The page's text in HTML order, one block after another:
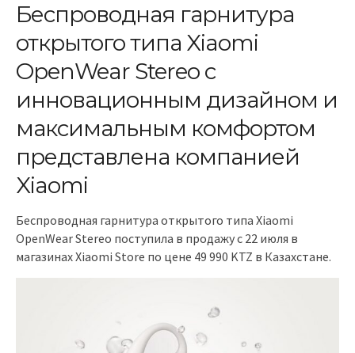
Беспроводная гарнитура
открытого типа Xiaomi
OpenWear Stereo c
инновационным дизайном и
максимальным комфортом
представлена компанией
Xiaomi
Беспроводная гарнитура открытого типа Xiaomi
OpenWear Stereo поступила в продажу с 22 июля в
магазинах Xiaomi Store по цене 49 990 KTZ в Казахстане.